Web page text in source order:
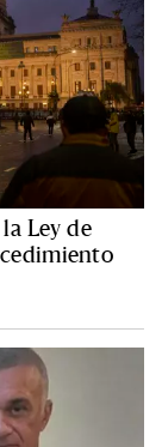
Ley de